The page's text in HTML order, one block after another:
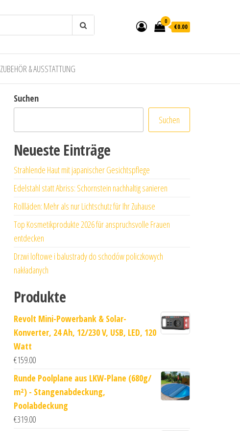
0
€0.00
ZUBEHÖR & AUSSTATTUNG
Suchen
Suchen
Neueste Einträge
Strahlende Haut mit japanischer Gesichtspflege
Edelstahl statt Abriss: Schornstein nachhaltig sanieren
Rollläden: Mehr als nur Lichtschutz für Ihr Zuhause
Top Kosmetikprodukte 2026 für anspruchsvolle Frauen
entdecken
Drzwi loftowe i balustrady do schodów policzkowych
nakładanych
Produkte
Revolt Mini-Powerbank & Solar-
Konverter, 24 Ah, 12/230 V, USB, LED, 120
Watt
€159.00
Runde Poolplane aus LKW-Plane (680g/
m²) - Stangenabdeckung,
Poolabdeckung
€319.00